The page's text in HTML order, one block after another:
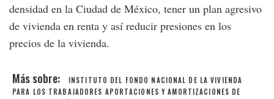
densidad en la Ciudad de México, tener un plan agresivo
de vivienda en renta y así reducir presiones en los
precios de la vivienda.
INSTITUTO DEL FONDO NACIONAL DE LA VIVIENDA
PARA LOS TRABAJADORES APORTACIONES Y AMORTIZACIONES DE